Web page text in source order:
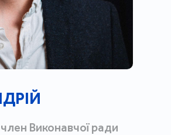
Виконавчої ради